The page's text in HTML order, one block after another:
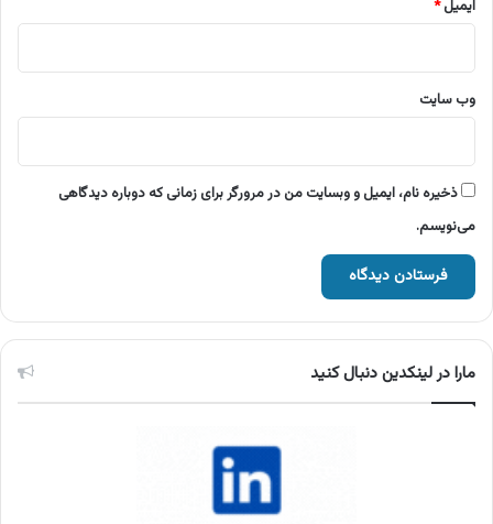
ایمیل*
وب‌ سایت
ذخیره نام، ایمیل و وبسایت من در مرورگر برای زمانی که دوباره دیدگاهی
می‌نویسم.
مارا در لینکدین دنبال کنید